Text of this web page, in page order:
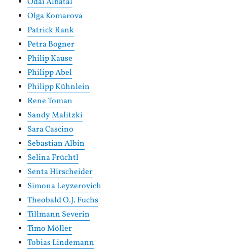
Olga Komarova
Patrick Rank
Petra Bogner
Philip Kause
Philipp Abel
Philipp Kühnlein
Rene Toman
Sandy Malitzki
Sara Cascino
Sebastian Albin
Selina Früchtl
Senta Hirscheider
Simona Leyzerovich
Theobald O.J. Fuchs
Tillmann Severin
Timo Möller
Tobias Lindemann